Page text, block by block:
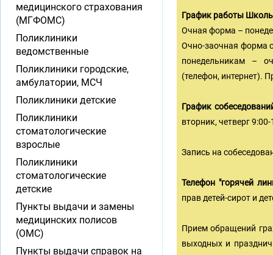
График работы
Очная форма –
Очно-заочная форма
понедельникам –
(телефон, интернет).
График
вторник, четверг
Запись на
Телефон "горячей
прав детей-сирот и
Прием обращений
выходных и
медицинского страхования
(МГФОМС)
Поликлиники
ведомственные
Поликлиники городские,
амбулатории, МСЧ
Поликлиники детские
Поликлиники
стоматологические
взрослые
Поликлиники
стоматологические
детские
Пункты выдачи и замены
медицинских полисов
(ОМС)
Пункты выдачи справок на